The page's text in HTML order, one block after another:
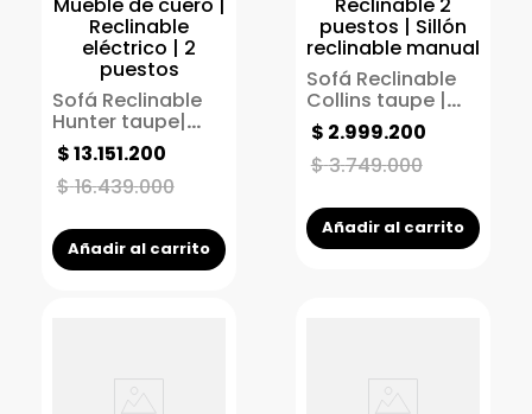
Sofá Reclinable
Hunter taupe|
Mueble de cuero |
Reclinable
eléctrico | 2
$16.439.000
$13.151.200
Añadir al carrito
Sofá Reclinable
Collins taupe |
Reclinable 2
puestos | Sillón
reclinable manual
$3.749.000
$ 2.999.200
Añadir al carrito